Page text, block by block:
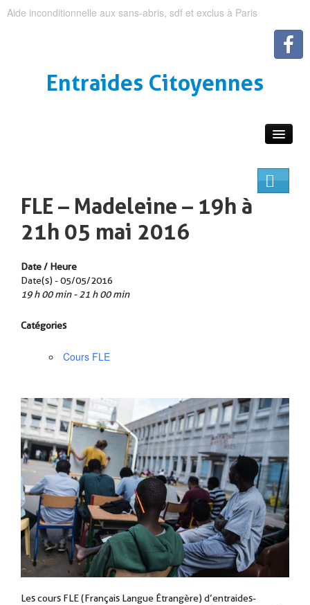
Aide inconditionnelle aux sans-abris, sdf et exclus à Paris
Entraides Citoyennes
FLE – Madeleine – 19h à
21h 05 mai 2016
Date / Heure
Date(s) - 05/05/2016
19 h 00 min - 21 h 00 min
Catégories
Cours FLE
Les cours FLE (Français Langue Étrangère) d’entraides-